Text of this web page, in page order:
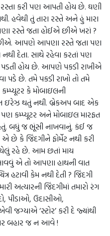
રસ્તા કરી પણ આપતી હોય છે. ઘણી
તું તારા રસ્તે અને હું મારા
રસ્તે જતા હોઈએ છીએ ખરાં ?
આપણે આપણા રસ્તે જતા પણ
દેતા. સાથે રહેવા કરતાં પણ
પડતી હોય છે. આપણે પકડી રાખીએ
પડે છે. તમે પકડી રાખો તો તમે
કે મોબાઇલની
ઇરેઝ થતું નથી. બ્રેકઅપ બાદ એક
પણ કમ્પ્યૂટર અને મોબાઇલ મારફત
હતું. બધું જ ભૂંસી નાખવાનું. કંઈ જ
એ છે કે જિંદગીને ફોર્મેટ નથી કરી
રહે છે. આમ છતાં માય
એ તો આપણા હાથની વાત
હટાવી કેમ નથી દેતી ? જિંદગી
અત્યારની જિંદગીમાં તમારો રંગ
પીડાઓ, ઉદાસીઓ,
જગ્યાએ ‘સ્ટોર’ કરી દે જ્યાંથી
બહાર જ ન આવે !